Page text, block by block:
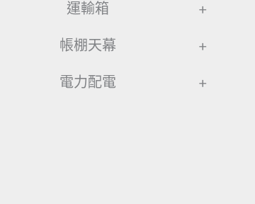
運輸箱 +
帳棚天幕 +
電力配電 +